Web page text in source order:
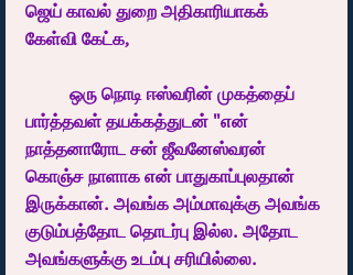
ஜெய் காவல் துறை அதிகாரியாகக்
கேள்வி கேட்க,
பார்த்தவள் தயக்கத்துடன் "என்
நாத்தனாரோட சன் ஜீவனேஸ்வரன்
கொஞ்ச நாளாக என் பாதுகாப்புலதான்
இருக்கான். அவங்க அம்மாவுக்கு அவங்க
குடும்பத்தோட தொடர்பு இல்ல. அதோட
அவங்களுக்கு உடம்பு சரியில்லை.